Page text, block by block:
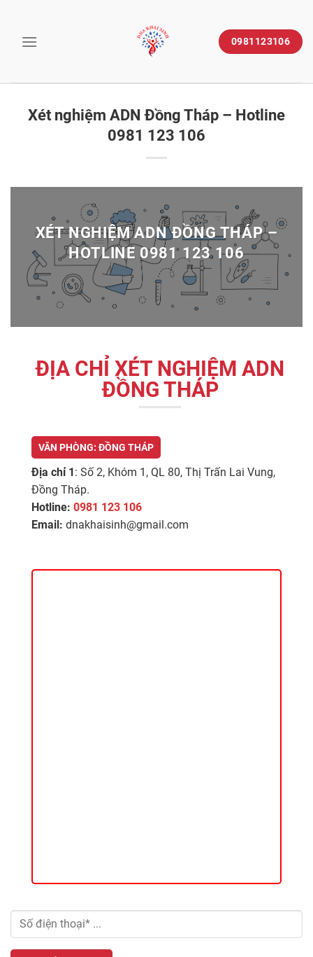
content
0981123106
Xét nghiệm ADN Đồng Tháp – Hotline
0981 123 106
XÉT NGHIỆM ADN ĐỒNG THÁP –
HOTLINE 0981 123 106
ĐỊA CHỈ XÉT NGHIỆM ADN
ĐỒNG THÁP
VĂN PHÒNG: ĐỒNG THÁP
Địa chỉ 1: Số 2, Khóm 1, QL 80, Thị Trấn Lai Vung,
Đồng Tháp.
Hotline: 0981 123 106
Email: dnakhaisinh@gmail.com